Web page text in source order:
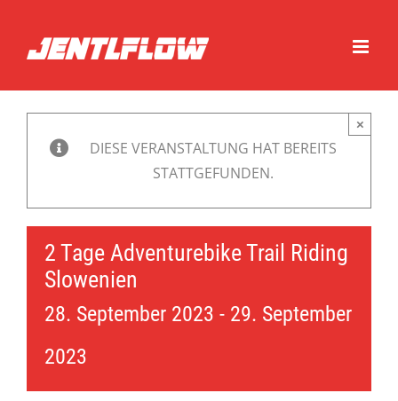
springen
DIESE VERANSTALTUNG HAT BEREITS
STATTGEFUNDEN.
×
2 Tage Adventurebike Trail Riding
Slowenien
28. September 2023 - 29. September
2023